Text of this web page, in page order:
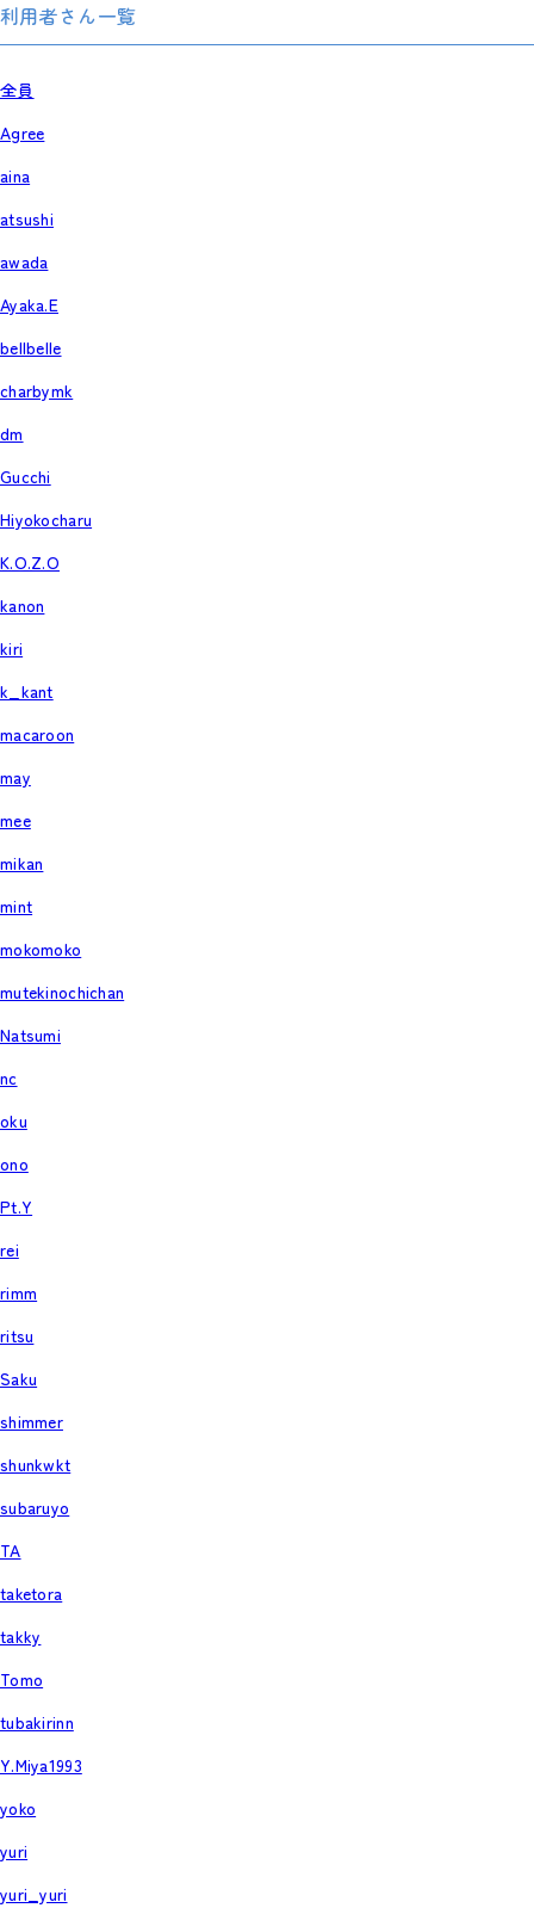
利用者さん一覧
全員
Agree
aina
atsushi
awada
Ayaka.E
bellbelle
charbymk
dm
Gucchi
Hiyokocharu
K.O.Z.O
kanon
kiri
k_kant
macaroon
may
mee
mikan
mint
mokomoko
mutekinochichan
Natsumi
nc
oku
ono
Pt.Y
rei
rimm
ritsu
Saku
shimmer
shunkwkt
subaruyo
TA
taketora
takky
Tomo
tubakirinn
Y.Miya1993
yoko
yuri
yuri_yuri